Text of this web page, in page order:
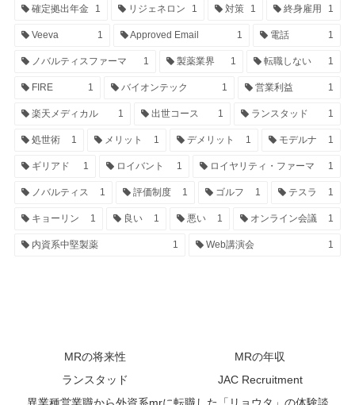
確定拠出年金 1 リジェネロン 1 対策 1 終身雇用 1
Veeva 1 Approved Email 1 電話 1
ノバルティスファーマ 1 製薬業界 1 転職しない 1
FIRE 1 バイオンテック 1 営業利益 1
楽天メディカル 1 出世コース 1 ランスタッド 1
処世術 1 メリット 1 デメリット 1 モデルナ 1
ギリアド 1 ロイバント 1 ロイヤリティ・ファーマ 1
ノバルティス 1 評価制度 1 ゴルフ 1 テスラ 1
キョーリン 1 良い 1 悪い 1 オンライン会議 1
内資系中堅製薬 1 Web講演会 1
MRの将来性
MRの年収
ランスタッド
JAC Recruitment